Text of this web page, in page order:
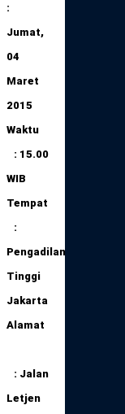
:
Jumat,
04
Maret
2015
Waktu
: 15.00
WIB
Tempat
:
Pengadilan
Tinggi
Jakarta
Alamat
: Jalan
Letjen